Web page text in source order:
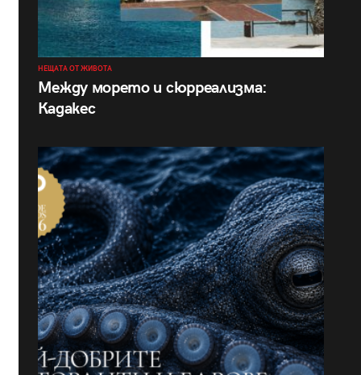
НЕЩАТА ОТ ЖИВОТА
Между морето и сюрреализма:
Кадакес